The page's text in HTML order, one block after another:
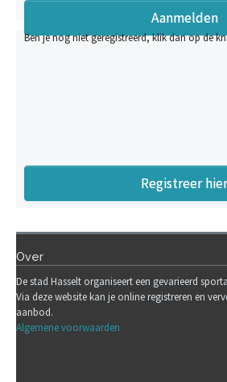
Ben je nog niet geregistreerd, klik dan op de
Registreer hier
Over
De stad Hasselt organiseert een gevarieerd
Via deze website kan je online registreren en
aanbod.
Algemene voorwaarden